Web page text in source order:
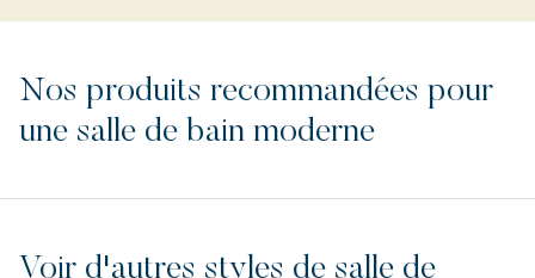
Nos produits recommandées pour
une salle de bain moderne
Voir d'autres styles de salle de